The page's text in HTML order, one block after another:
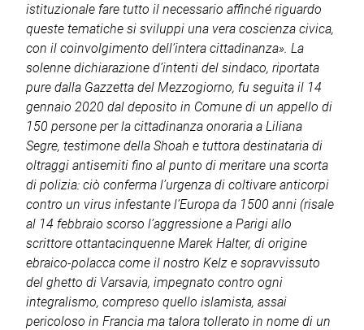
istituzionale fare tutto il necessario affinché riguardo
queste tematiche si sviluppi una vera coscienza civica,
con il coinvolgimento dell’intera cittadinanza». La
solenne dichiarazione d’intenti del sindaco, riportata
pure dalla Gazzetta del Mezzogiorno, fu seguita il 14
gennaio 2020 dal deposito in Comune di un appello di
150 persone per la cittadinanza onoraria a Liliana
Segre, testimone della Shoah e tuttora destinataria di
oltraggi antisemiti fino al punto di meritare una scorta
di polizia: ciò conferma l’urgenza di coltivare anticorpi
contro un virus infestante l’Europa da 1500 anni (risale
al 14 febbraio scorso l’aggressione a Parigi allo
scrittore ottantacinquenne Marek Halter, di origine
ebraico-polacca come il nostro Kelz e sopravvissuto
del ghetto di Varsavia, impegnato contro ogni
integralismo, compreso quello islamista, assai
pericoloso in Francia ma talora tollerato in nome di un